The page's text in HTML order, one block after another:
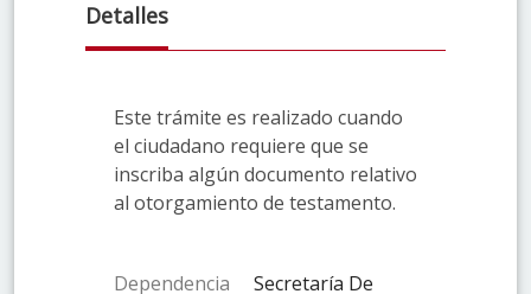
Detalles
Este trámite es realizado cuando
el ciudadano requiere que se
inscriba algún documento relativo
al otorgamiento de testamento.
Dependencia
Secretaría De